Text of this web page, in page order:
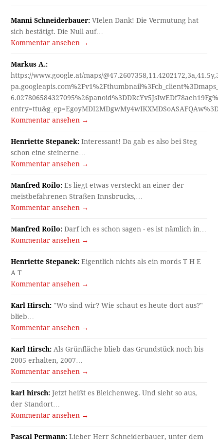
Manni Schneiderbauer: VIelen Dank! Die Vermutung hat
sich bestätigt. Die Null auf…
Kommentar ansehen →
Markus A.:
https://www.google.at/maps/
Kommentar ansehen →
Henriette Stepanek: Interessant! Da gab es also bei Steg
schon eine steinerne…
Kommentar ansehen →
Manfred Roilo: Es liegt etwas versteckt an einer der
meistbefahrenen Straßen Innsbrucks,…
Kommentar ansehen →
Manfred Roilo: Darf ich es schon sagen - es ist nämlich in…
Kommentar ansehen →
Henriette Stepanek: Eigentlich nichts als ein mords T H E
A T…
Kommentar ansehen →
Karl Hirsch: "Wo sind wir? Wie schaut es heute dort aus?"
blieb…
Kommentar ansehen →
Karl Hirsch: Als Grünfläche blieb das Grundstück noch bis
2005 erhalten, 2007…
Kommentar ansehen →
karl hirsch: Jetzt heißt es Bleichenweg. Und sieht so aus,
der Standort…
Kommentar ansehen →
Pascal Permann: Lieber Herr Schneiderbauer, unter dem